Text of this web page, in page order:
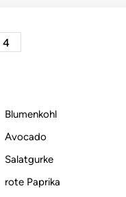
Blumenkohl
Avocado
Salatgurke
rote Paprika